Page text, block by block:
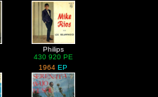
Philips
430 920 PE
1964 EP